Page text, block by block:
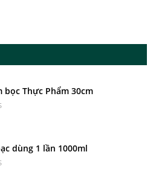
bọc Thực Phẩm 30cm
dùng 1 lần 1000ml